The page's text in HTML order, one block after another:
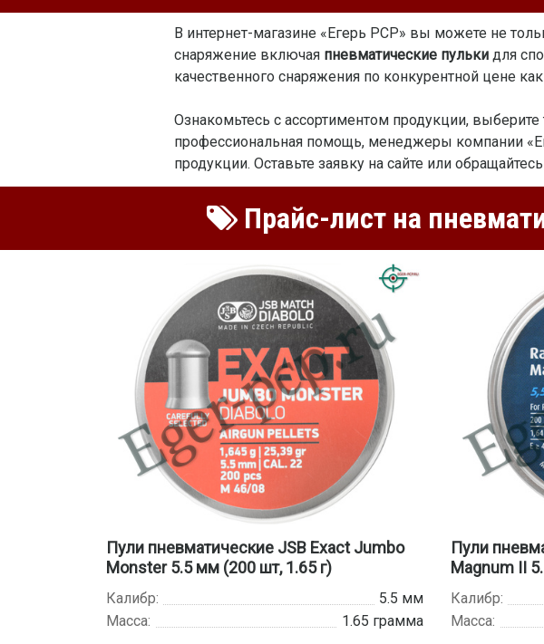
В интернет-магазине «Егерь PCP» вы можете не
снаряжение включая пневматические пульки для
качественного снаряжения по конкурентной цене
Ознакомьтесь с ассортиментом продукции,
профессиональная помощь, менеджеры компании
продукции. Оставьте заявку на сайте или
Прайс-лист на
Пули пневматические JSB Exact Jumbo
Monster 5.5 мм (200 шт, 1.65 г)
Калибр:
5.5 мм
Масса:
1.65 грамма
Пули
Magnum II
Калибр:
Масса: